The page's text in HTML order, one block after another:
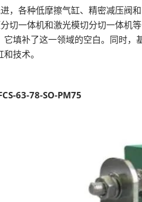
，各种低摩擦气缸、精密减压阀
切一体机和激光模切分切一体机
它填补了这一领域的空白。同时
技术。
63-78-SO-PM75